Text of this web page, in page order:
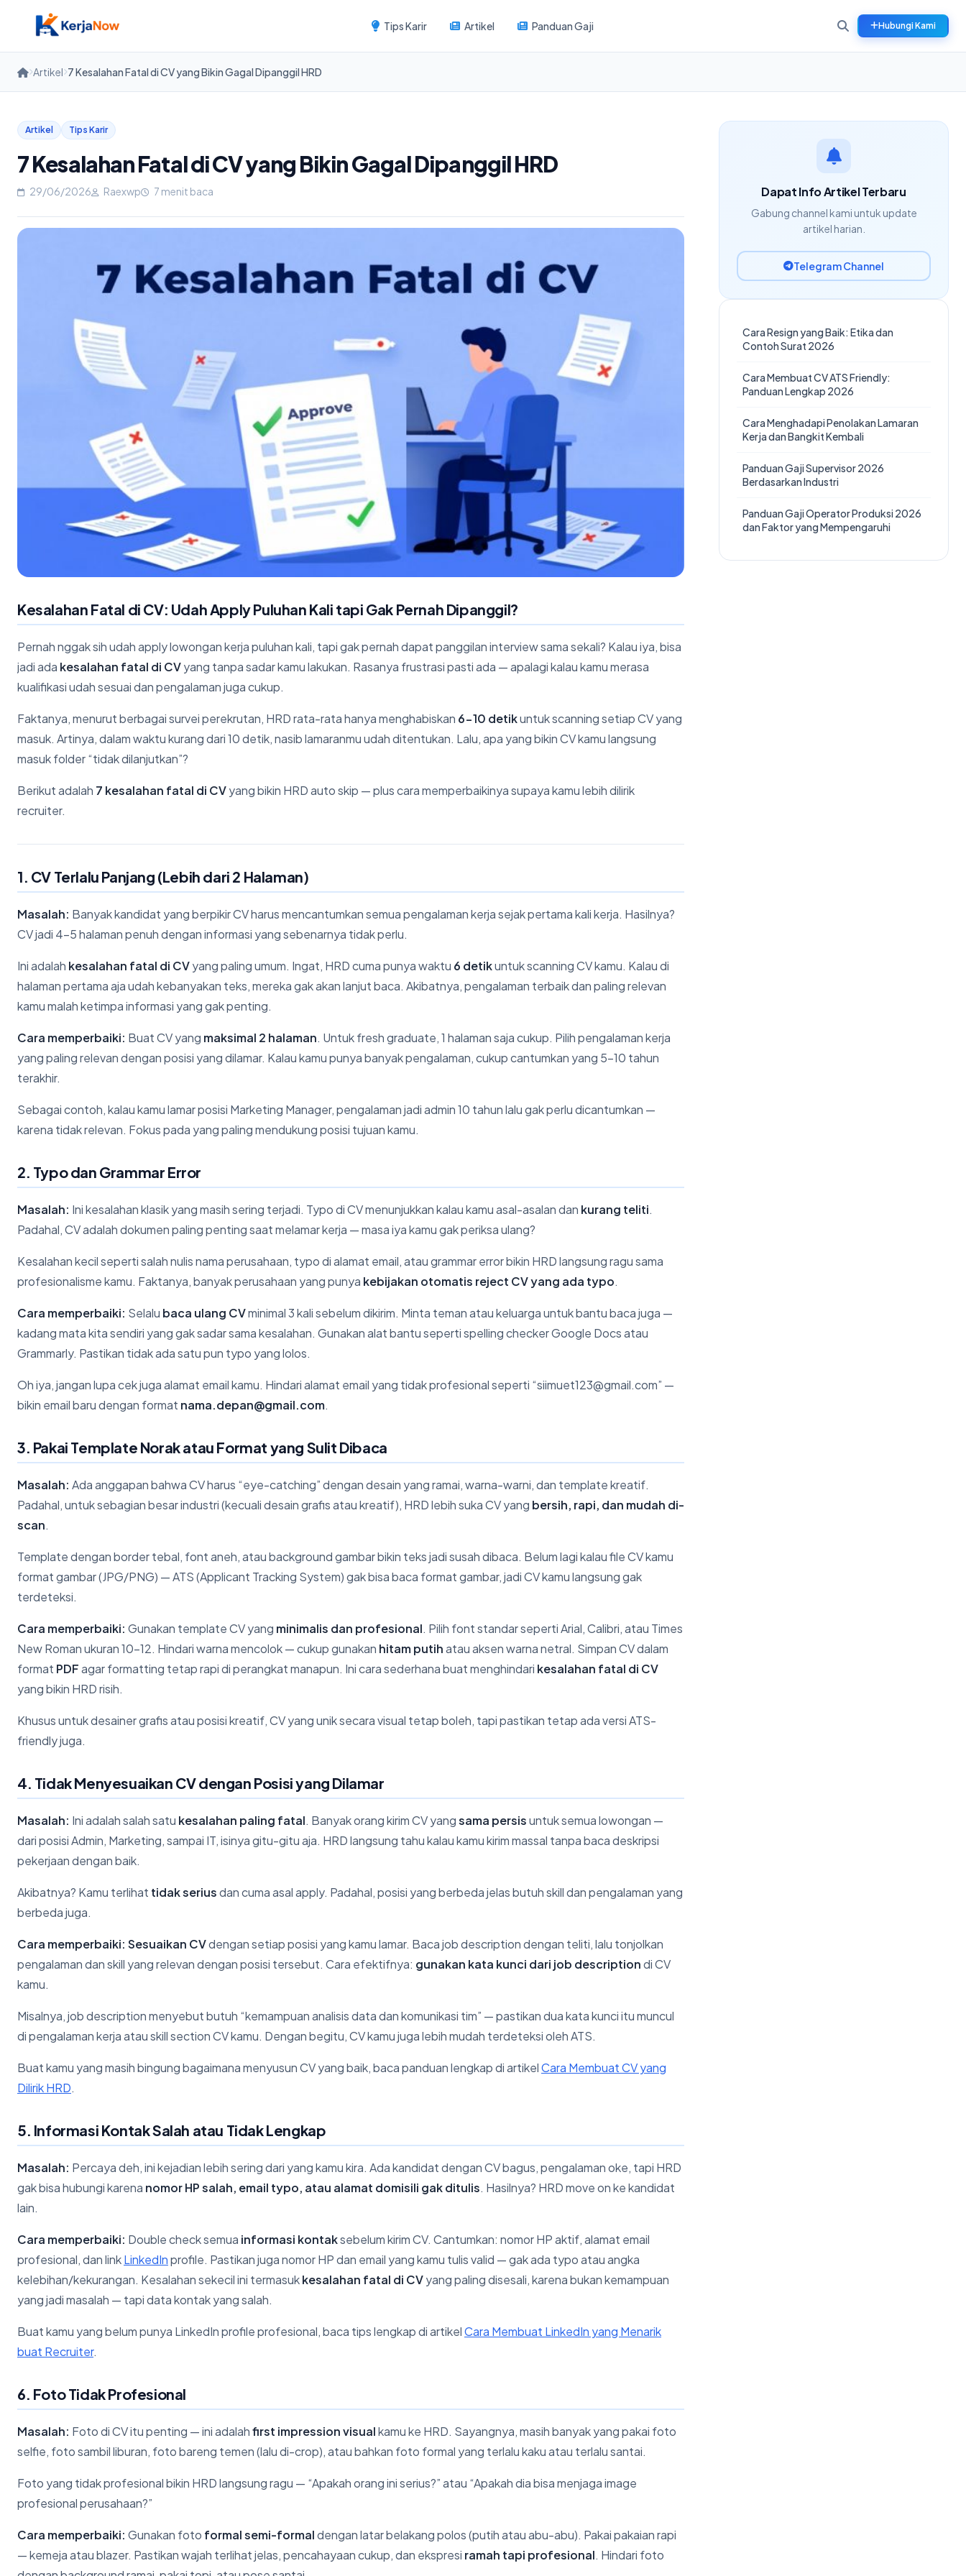
Tips Karir Artikel Panduan Gaji Hubungi Kami
Artikel 7 Kesalahan Fatal di CV yang Bikin Gagal Dipanggil HRD
Artikel Tips Karir
7 Kesalahan Fatal di CV yang Bikin Gagal Dipanggil HRD
29/06/2026 Raexwp 7 menit baca
Kesalahan Fatal di CV: Udah Apply Puluhan Kali tapi Gak Pernah Dipanggil?
Pernah nggak sih udah apply lowongan kerja puluhan kali, tapi gak pernah dapat panggilan interview sama sekali? Kalau iya, bisa
jadi ada kesalahan fatal di CVyang tanpa sadar kamu lakukan. Rasanya frustrasi pasti ada — apalagi kalau kamu merasa
kualifikasi udah sesuai dan pengalaman juga cukup.
Faktanya, menurut berbagai survei perekrutan, HRD rata-rata hanya menghabiskan 6-10 detikuntuk scanning setiap CV yang
masuk. Artinya, dalam waktu kurang dari 10 detik, nasib lamaranmu udah ditentukan. Lalu, apa yang bikin CV kamu langsung
masuk folder “tidak dilanjutkan”?
Berikut adalah 7 kesalahan fatal di CVyang bikin HRD auto skip — plus cara memperbaikinya supaya kamu lebih dilirik
recruiter.
1. CV Terlalu Panjang (Lebih dari 2 Halaman)
Masalah: Banyak kandidat yang berpikir CV harus mencantumkan semua pengalaman kerja sejak pertama kali kerja. Hasilnya?
CV jadi 4-5 halaman penuh dengan informasi yang sebenarnya tidak perlu.
Ini adalah kesalahan fatal di CVyang paling umum. Ingat, HRD cuma punya waktu 6 detikuntuk scanning CV kamu. Kalau di
halaman pertama aja udah kebanyakan teks, mereka gak akan lanjut baca. Akibatnya, pengalaman terbaik dan paling relevan
kamu malah ketimpa informasi yang gak penting.
Cara memperbaiki: Buat CV yang maksimal 2 halaman. Untuk fresh graduate, 1 halaman saja cukup. Pilih pengalaman kerja
yang paling relevan dengan posisi yang dilamar. Kalau kamu punya banyak pengalaman, cukup cantumkan yang 5-10 tahun
terakhir.
Sebagai contoh, kalau kamu lamar posisi Marketing Manager, pengalaman jadi admin 10 tahun lalu gak perlu dicantumkan —
karena tidak relevan. Fokus pada yang paling mendukung posisi tujuan kamu.
2. Typo dan Grammar Error
Masalah: Ini kesalahan klasik yang masih sering terjadi. Typo di CV menunjukkan kalau kamu asal-asalan dan kurang teliti.
Padahal, CV adalah dokumen paling penting saat melamar kerja — masa iya kamu gak periksa ulang?
Kesalahan kecil seperti salah nulis nama perusahaan, typo di alamat email, atau grammar error bikin HRD langsung ragu sama
profesionalisme kamu. Faktanya, banyak perusahaan yang punya kebijakan otomatis reject CV yang ada typo.
Cara memperbaiki: Selalu baca ulang CVminimal 3 kali sebelum dikirim. Minta teman atau keluarga untuk bantu baca juga —
kadang mata kita sendiri yang gak sadar sama kesalahan. Gunakan alat bantu seperti spelling checker Google Docs atau
Grammarly. Pastikan tidak ada satu pun typo yang lolos.
Oh iya, jangan lupa cek juga alamat email kamu. Hindari alamat email yang tidak profesional seperti “siimuet123@gmail.com” —
bikin email baru dengan format nama.depan@gmail.com.
3. Pakai Template Norak atau Format yang Sulit Dibaca
Masalah: Ada anggapan bahwa CV harus “eye-catching” dengan desain yang ramai, warna-warni, dan template kreatif.
Padahal, untuk sebagian besar industri (kecuali desain grafis atau kreatif), HRD lebih suka CV yang bersih, rapi, dan mudah di-
scan.
Template dengan border tebal, font aneh, atau background gambar bikin teks jadi susah dibaca. Belum lagi kalau file CV kamu
format gambar (JPG/PNG) — ATS (Applicant Tracking System) gak bisa baca format gambar, jadi CV kamu langsung gak
terdeteksi.
Cara memperbaiki: Gunakan template CV yang minimalis dan profesional. Pilih font standar seperti Arial, Calibri, atau Times
New Roman ukuran 10-12. Hindari warna mencolok — cukup gunakan hitam putihatau aksen warna netral. Simpan CV dalam
format PDFagar formatting tetap rapi di perangkat manapun. Ini cara sederhana buat menghindari kesalahan fatal di CV
yang bikin HRD risih.
Khusus untuk desainer grafis atau posisi kreatif, CV yang unik secara visual tetap boleh, tapi pastikan tetap ada versi ATS-
friendly juga.
4. Tidak Menyesuaikan CV dengan Posisi yang Dilamar
Masalah: Ini adalah salah satu kesalahan paling fatal. Banyak orang kirim CV yangsama persisuntuk semua lowongan —
dari posisi Admin, Marketing, sampai IT, isinya gitu-gitu aja. HRD langsung tahu kalau kamu kirim massal tanpa baca deskripsi
pekerjaan dengan baik.
Akibatnya? Kamu terlihat tidak seriusdan cuma asal apply. Padahal, posisi yang berbeda jelas butuh skill dan pengalaman yang
berbeda juga.
Cara memperbaiki: Sesuaikan CVdengan setiap posisi yang kamu lamar. Baca job description dengan teliti, lalu tonjolkan
pengalaman dan skill yang relevan dengan posisi tersebut. Cara efektifnya: gunakan kata kunci dari job descriptiondi CV
kamu.
Misalnya, job description menyebut butuh “kemampuan analisis data dan komunikasi tim” — pastikan dua kata kunci itu muncul
di pengalaman kerja atau skill section CV kamu. Dengan begitu, CV kamu juga lebih mudah terdeteksi oleh ATS.
Buat kamu yang masih bingung bagaimana menyusun CV yang baik, baca panduan lengkap di artikelCara Membuat CV yang
Dilirik HRD.
5. Informasi Kontak Salah atau Tidak Lengkap
Masalah: Percaya deh, ini kejadian lebih sering dari yang kamu kira. Ada kandidat dengan CV bagus, pengalaman oke, tapi HRD
gak bisa hubungi karena nomor HP salah, email typo, atau alamat domisili gak ditulis. Hasilnya? HRD move on ke kandidat
lain.
Cara memperbaiki: Double check semua informasi kontaksebelum kirim CV. Cantumkan: nomor HP aktif, alamat email
profesional, dan linkLinkedInprofile. Pastikan juga nomor HP dan email yang kamu tulis valid — gak ada typo atau angka
kelebihan/kekurangan. Kesalahan sekecil ini termasukkesalahan fatal di CVyang paling disesali, karena bukan kemampuan
yang jadi masalah — tapi data kontak yang salah.
Buat kamu yang belum punya LinkedIn profile profesional, baca tips lengkap di artikelCara Membuat LinkedIn yang Menarik
buat Recruiter.
6. Foto Tidak Profesional
Masalah: Foto di CV itu penting — ini adalahfirst impression visualkamu ke HRD. Sayangnya, masih banyak yang pakai foto
selfie, foto sambil liburan, foto bareng temen (lalu di-crop), atau bahkan foto formal yang terlalu kaku atau terlalu santai.
Foto yang tidak profesional bikin HRD langsung ragu — “Apakah orang ini serius?” atau “Apakah dia bisa menjaga image
profesional perusahaan?”
Cara memperbaiki: Gunakan foto formal semi-formaldengan latar belakang polos (putih atau abu-abu). Pakai pakaian rapi
— kemeja atau blazer. Pastikan wajah terlihat jelas, pencahayaan cukup, dan ekspresi ramah tapi profesional. Hindari foto
Dapat Info Artikel Terbaru
Gabung channel kami untuk update
artikel harian.
Telegram Channel
Cara Resign yang Baik: Etika dan
Contoh Surat 2026
Cara Membuat CV ATS Friendly:
Panduan Lengkap 2026
Cara Menghadapi Penolakan Lamaran
Kerja dan Bangkit Kembali
Panduan Gaji Supervisor 2026
Berdasarkan Industri
Panduan Gaji Operator Produksi 2026
dan Faktor yang Mempengaruhi